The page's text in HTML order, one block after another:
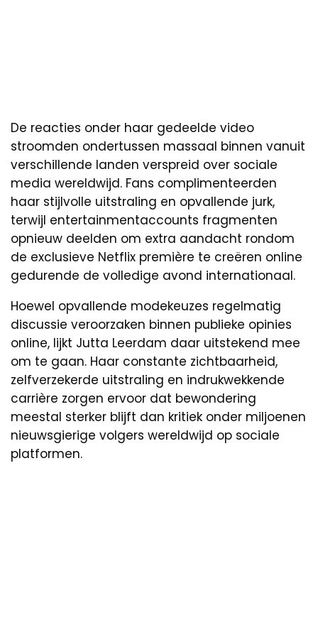
De reacties onder haar gedeelde video
stroomden ondertussen massaal binnen vanuit
verschillende landen verspreid over sociale
media wereldwijd. Fans complimenteerden
haar stijlvolle uitstraling en opvallende jurk,
terwijl entertainmentaccounts fragmenten
opnieuw deelden om extra aandacht rondom
de exclusieve Netflix première te creëren online
gedurende de volledige avond internationaal.
Hoewel opvallende modekeuzes regelmatig
discussie veroorzaken binnen publieke opinies
online, lijkt Jutta Leerdam daar uitstekend mee
om te gaan. Haar constante zichtbaarheid,
zelfverzekerde uitstraling en indrukwekkende
carrière zorgen ervoor dat bewondering
meestal sterker blijft dan kritiek onder miljoenen
nieuwsgierige volgers wereldwijd op sociale
platformen.